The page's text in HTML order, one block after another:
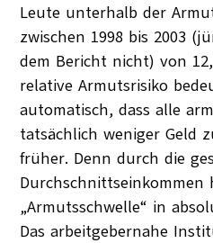
Leute unterhalb der
zwischen 1998 bis 2003
dem Bericht nicht) von
relative Armutsrisiko
automatisch, dass alle
tatsächlich weniger Geld
früher. Denn durch die
Durchschnittseinkommen
„Armutsschwelle“ in
Das arbeitgebernahe